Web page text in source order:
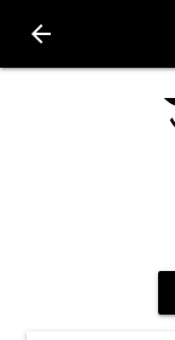
arrow_back